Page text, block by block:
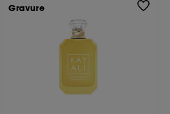
Gravure